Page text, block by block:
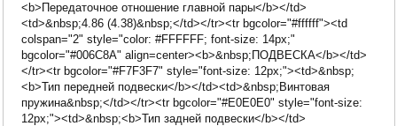
<b>Передаточное отношение главной пары</b></td>
<td>&nbsp;4.86 (4.38)&nbsp;</td></tr><tr bgcolor="#ffffff"><td
colspan="2" style="color: #FFFFFF; font-size: 14px;"
bgcolor="#006C8A" align=center><b>&nbsp;ПОДВЕСКА</b></td>
</tr><tr bgcolor="#F7F3F7" style="font-size: 12px;"><td>&nbsp;
<b>Тип передней подвески</b></td><td>&nbsp;Винтовая
пружина&nbsp;</td></tr><tr bgcolor="#E0E0E0" style="font-size:
12px;"><td>&nbsp;<b>Тип задней подвески</b></td>